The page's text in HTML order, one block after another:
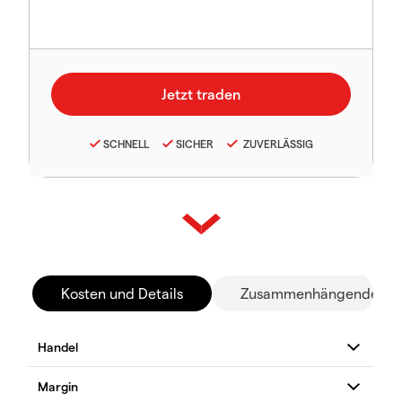
SCHNELL SICHER ZUVERLÄSSIG
Kosten und Details Zusammenhängende